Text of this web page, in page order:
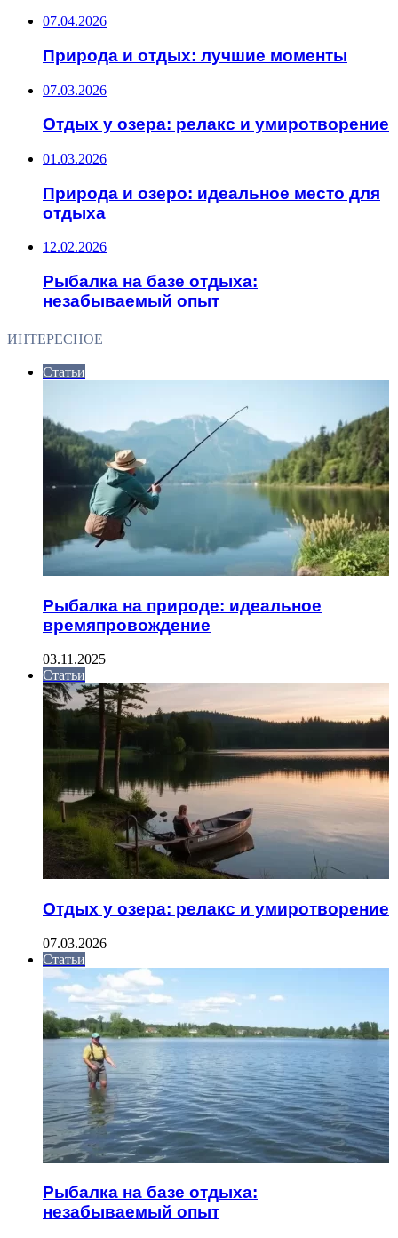
07.04.2026
Природа и отдых: лучшие моменты
07.03.2026
Отдых у озера: релакс и умиротворение
01.03.2026
Природа и озеро: идеальное место для
отдыха
12.02.2026
Рыбалка на базе отдыха:
незабываемый опыт
ИНТЕРЕСНОЕ
Статьи
Рыбалка на природе: идеальное
времяпровождение
03.11.2025
Статьи
Отдых у озера: релакс и умиротворение
07.03.2026
Статьи
Рыбалка на базе отдыха:
незабываемый опыт